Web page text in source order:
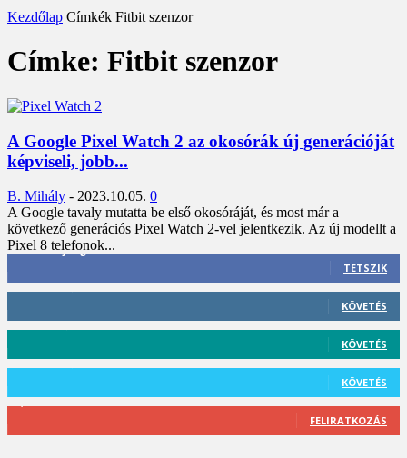
Kezdőlap Címkék Fitbit szenzor
Címke: Fitbit szenzor
A Google Pixel Watch 2 az okosórák új generációját
képviseli, jobb...
B. Mihály - 2023.10.05. 0
A Google tavaly mutatta be első okosóráját, és most már a
következő generációs Pixel Watch 2-vel jelentkezik. Az új modellt a
Pixel 8 telefonok...
3,452
Rajongók
TETSZIK
KÖVETÉS
KÖVETÉS
KÖVETÉS
FELIRATKOZÁS